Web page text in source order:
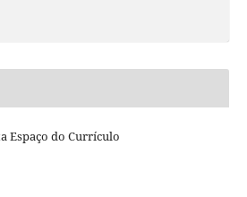
Espaço do Currículo